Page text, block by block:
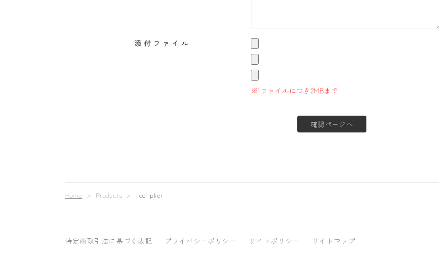
添付ファイル
※1ファイルにつき2MBまで
Home > Products > noel plier
特定商取引法に基づく表記 プライバシーポリシー サイトポリシー サイトマップ